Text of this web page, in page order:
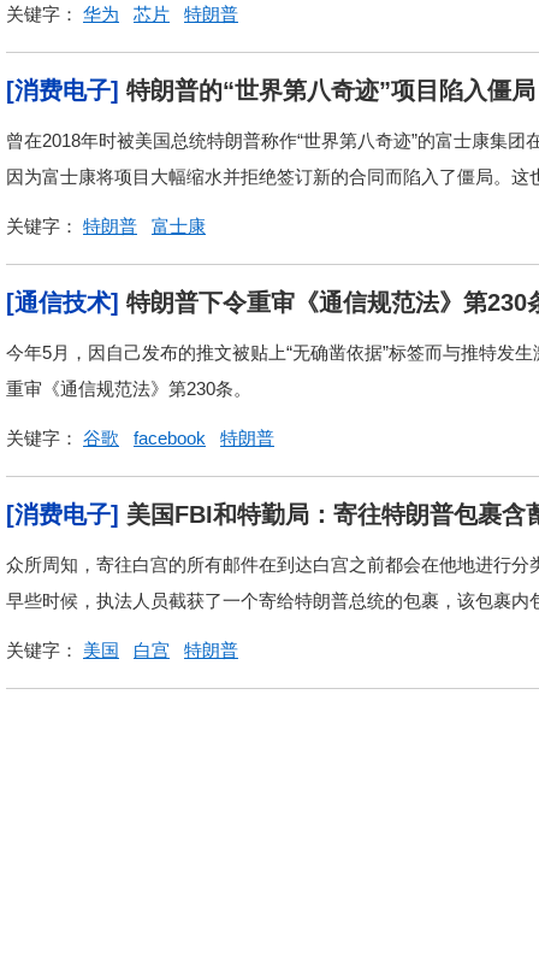
关键字： 华为 芯片 特朗普
[消费电子] 特朗普的“世界第八奇迹”项目陷入僵
曾在2018年时被美国总统特朗普称作“世界第八奇迹”的富士康集
因为富士康将项目大幅缩水并拒绝签订新的合同而陷入了僵局。
关键字： 特朗普 富士康
[通信技术] 特朗普下令重审《通信规范法》第230
今年5月，因自己发布的推文被贴上“无确凿依据”标签而与推特发
重审《通信规范法》第230条。
关键字： 谷歌 facebook 特朗普
[消费电子] 美国FBI和特勤局：寄往特朗普包裹含
众所周知，寄往白宫的所有邮件在到达白宫之前都会在他地进行
早些时候，执法人员截获了一个寄给特朗普总统的包裹，该包裹内
关键字： 美国 白宫 特朗普